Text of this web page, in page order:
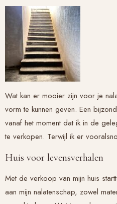
Wat kan er mooier zijn voor je
vorm te kunnen geven. Een
vanaf het moment dat ik in de
te verkopen. Terwijl ik er
Huis voor levensverhalen
Met de verkoop van mijn huis
aan mijn nalatenschap, zowel